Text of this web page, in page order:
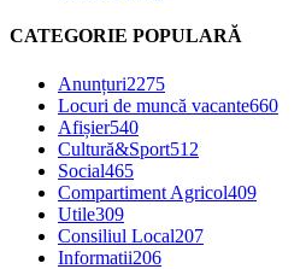
CATEGORIE POPULARĂ
Anunțuri2275
Locuri de muncă vacante660
Afișier540
Cultură&Sport512
Social465
Compartiment Agricol409
Utile309
Consiliul Local207
Informatii206